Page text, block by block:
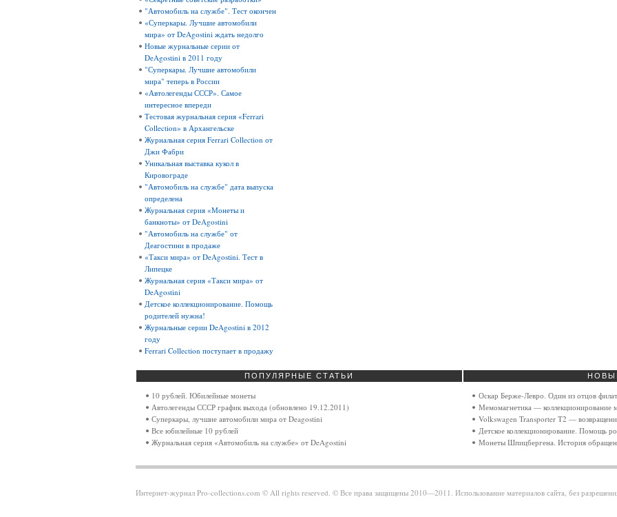
"Автомобиль на службе". Тест окончен
«Суперкары. Лучшие автомобили
мира» от DeAgostini ждать недолго
Новые журнальные серии от
DeAgostini в 2011 году
"Суперкары. Лучшие автомобили
мира" теперь в России
«Автолегенды СССР». Самое
интересное впереди
Тестовая журнальная серия «Ferrari
Collection» в Архангельске
Журнальная серия Ferrari Collection от
Джи Фабри
Уникальная выставка кукол в
Кировограде
"Автомобиль на службе" дата выпуска
определена
Журнальная серия «Монеты и
банкноты» от DeAgostini
"Автомобиль на службе" от
Деагостини в продаже
«Такси мира» от DeAgostini. Тест в
Липецке
Журнальная серия «Такси мира» от
DeAgostini
Детское коллекционирование. Помощь
родителей нужна!
Журнальные серии DeAgostini в 2012
году
Ferrari Collection поступает в продажу
ПОПУЛЯРНЫЕ СТАТЬИ
10 рублей. Юбилейные монеты
Автолегенды СССР график выхода (обновлено 19.12.2011)
Суперкары, лучшие автомобили мира от Deagostini
Все юбилейные 10 рублей
Журнальная серия «Автомобиль на службе» от DeAgostini
Оскар Берже-Левро. Один из отцов
Мемомагнетика — коллекционирование
Volkswagen Transporter T2 —
Детское коллекционирование. Помощь
Монеты Шпицбергена. История
Интернет-журнал Pro-collections.com © All rights reserved. © Все права защищены 2010—2011. Использование материалов сайта, без